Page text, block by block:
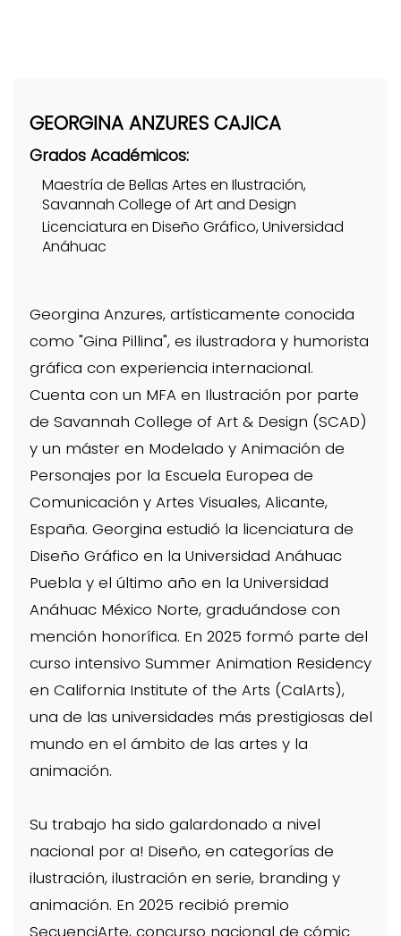
GEORGINA ANZURES CAJICA
Grados Académicos:
Maestría de Bellas Artes en Ilustración,
Savannah College of Art and Design
Licenciatura en Diseño Gráfico, Universidad
Anáhuac
Georgina Anzures, artísticamente conocida
como "Gina Pillina", es ilustradora y humorista
gráfica con experiencia internacional.
Cuenta con un MFA en Ilustración por parte
de Savannah College of Art & Design (SCAD)
y un máster en Modelado y Animación de
Personajes por la Escuela Europea de
Comunicación y Artes Visuales, Alicante,
España. Georgina estudió la licenciatura de
Diseño Gráfico en la Universidad Anáhuac
Puebla y el último año en la Universidad
Anáhuac México Norte, graduándose con
mención honorífica. En 2025 formó parte del
curso intensivo Summer Animation Residency
en California Institute of the Arts (CalArts),
una de las universidades más prestigiosas del
mundo en el ámbito de las artes y la
animación.
Su trabajo ha sido galardonado a nivel
nacional por a! Diseño, en categorías de
ilustración, ilustración en serie, branding y
animación. En 2025 recibió premio